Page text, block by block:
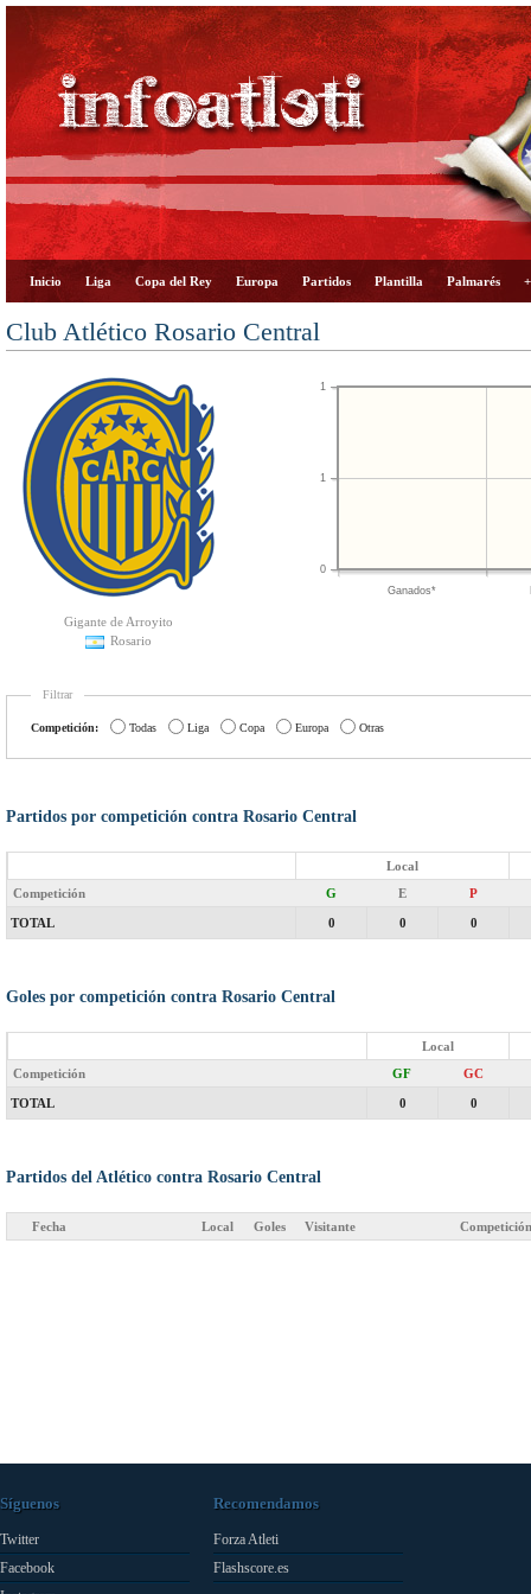
Inicio Liga Copa del Rey Europa Partidos Plantilla Palmarés
Club Atlético Rosario Central
Gigante de Arroyito
Rosario
Ganados*
0
1
1
Filtrar
Competición: Todas Liga Copa Europa Otras
Partidos por competición contra Rosario Central
Local
Competición
G E P
TOTAL 0 0 0
Goles por competición contra Rosario Central
Local
Competición
GF GC
TOTAL 0 0
Partidos del Atlético contra Rosario Central
Fecha Local Goles Visitante Competición
Síguenos
Twitter
Facebook
Recomendamos
Forza Atleti
Flashscore.es